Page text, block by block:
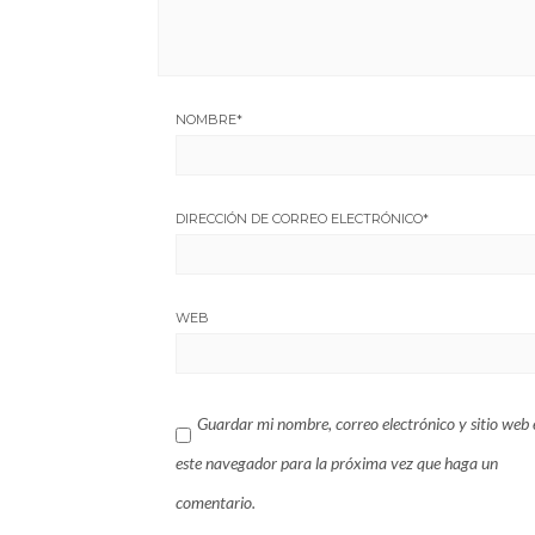
NOMBRE*
DIRECCIÓN DE CORREO ELECTRÓNICO*
WEB
Guardar mi nombre, correo electrónico y sitio web
este navegador para la próxima vez que haga un
comentario.